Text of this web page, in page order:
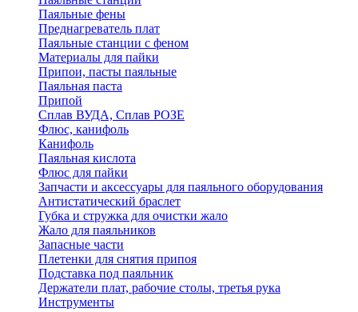
Паяльные фены
Преднагреватель плат
Паяльные станции с феном
Материалы для пайки
Припои, пасты паяльные
Паяльная паста
Припой
Сплав ВУДА, Сплав РОЗЕ
Флюс, канифоль
Канифоль
Паяльная кислота
Флюс для пайки
Запчасти и аксессуары для паяльного оборудования
Антистатический браслет
Губка и стружка для очистки жало
Жало для паяльников
Запасные части
Плетенки для снятия припоя
Подставка под паяльник
Держатели плат, рабочие столы, третья рука
Инструменты